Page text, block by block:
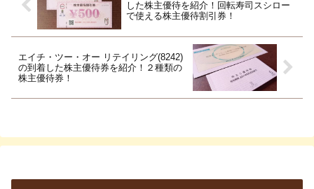
した株主優待を紹介！回転寿司スシロー
で使える株主優待割引券！
エイチ・ツー・オー リテイリング(8242)
の到着した株主優待券を紹介！２種類の
株主優待券！